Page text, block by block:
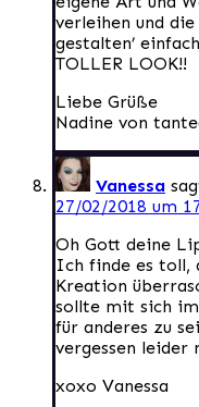
verleihen und
gestalten’
TOLLER LOOK!!
Liebe Grüße
Nadine von
Vanessa
27/02/2018 um
Oh Gott deine
Ich finde es toll,
Kreation
sollte mit sich
für anderes zu
vergessen leider
xoxo Vanessa